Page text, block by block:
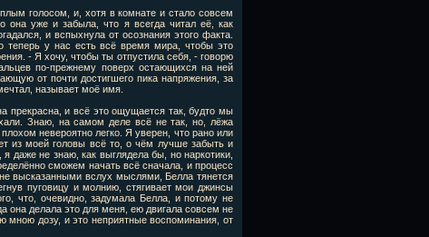
голосом, и, хотя в комнате и стало совсем
уже и забыла, что я всегда читал её, как
и вспыхнула от осознания этого факта.
теперь у нас есть всё время мира, чтобы это
- Я хочу, чтобы ты отпустила себя, - говорю
по-прежнему поверх остающихся на ней
от почти достигшего пика напряжения, за
называет моё имя.
прекрасна, и всё это ощущается так, будто мы
Знаю, на самом деле всё не так, но, лёжа
невероятно легко. Я уверен, что рано или
из моей головы всё то, о чём лучше забыть и
даже не знаю, как выглядела бы, но наркотики,
сможем начать всё сначала, и процесс
высказанными вслух мыслями, Белла тянется
пуговицу и молнию, стягивает мои джинсы
что, очевидно, задумала Белла, и потому не
она делала это для меня, ею двигала совсем не
мною дозу, и это неприятные воспоминания, от